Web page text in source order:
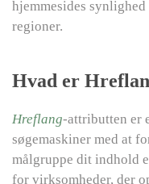
hjemmesides
regioner.
Hvad er
Hreflang-attributten er
søgemaskiner med at
målgruppe dit indhold
for virksomheder, der